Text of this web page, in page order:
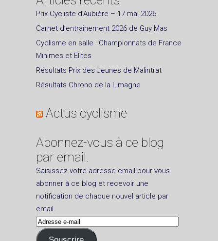
Prix Cycliste d’Aubière – 17 mai 2026
Carnet d’entrainement 2026 de Guy Mas
Cyclisme en salle : Championnats de France
Minimes et Elites
Résultats Prix des Jeunes de Malintrat
Résultats Chrono de la Limagne
Actus cyclisme
Abonnez-vous à ce blog
par email.
Saisissez votre adresse email pour vous
abonner à ce blog et recevoir une
notification de chaque nouvel article par
email.
Adresse
e-